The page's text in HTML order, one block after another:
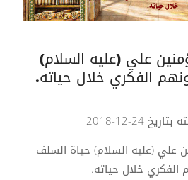
علي (عليه السلام)
الفكري خلال حياته.
24-12-2018
علي (عليه السلام) حياة السلف
الفكري خلال حياته.